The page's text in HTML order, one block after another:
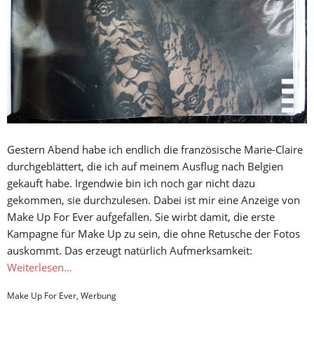
Gestern Abend habe ich endlich die französische Marie-Claire
durchgeblättert, die ich auf meinem Ausflug nach Belgien
gekauft habe. Irgendwie bin ich noch gar nicht dazu
gekommen, sie durchzulesen. Dabei ist mir eine Anzeige von
Make Up For Ever aufgefallen. Sie wirbt damit, die erste
Kampagne für Make Up zu sein, die ohne Retusche der Fotos
auskommt. Das erzeugt natürlich Aufmerksamkeit:
Weiterlesen…
Make Up For Ever, Werbung